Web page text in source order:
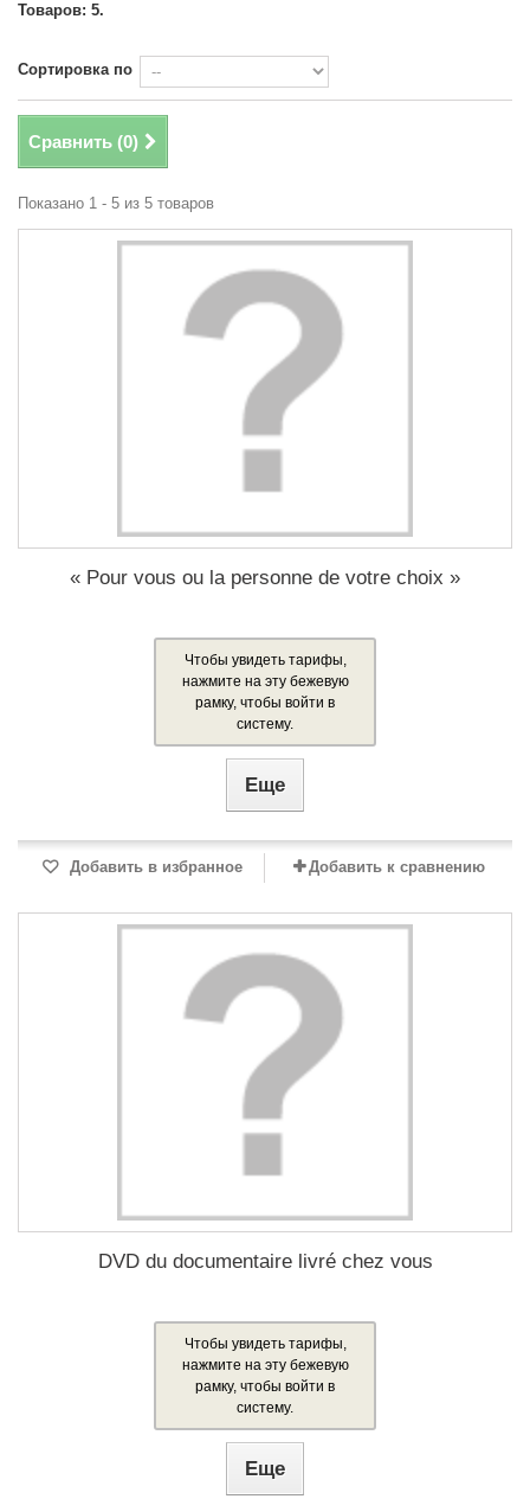
Товаров: 5.
Сортировка по
Сравнить (0)
Показано 1 - 5 из 5 товаров
« Pour vous ou la personne de votre choix »
Чтобы увидеть тарифы,
нажмите на эту бежевую
рамку, чтобы войти в
систему.
Еще
Добавить в избранное Добавить к сравнению
DVD du documentaire livré chez vous
Чтобы увидеть тарифы,
нажмите на эту бежевую
рамку, чтобы войти в
систему.
Еще